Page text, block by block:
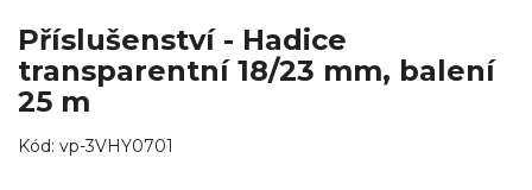
Příslušenství - Hadice
transparentní 18/23 mm, balení
25 m
Kód: vp-3VHY0701